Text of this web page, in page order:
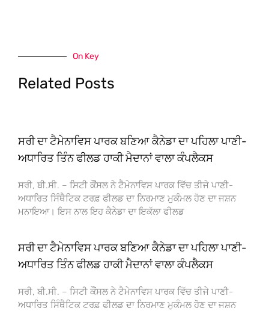
On Key
Related Posts
ਸਰੀ ਦਾ ਟੈਮੇਨਾਵਿਸ ਪਾਰਕ ਬਣਿਆ ਕੈਨੇਡਾ ਦਾ ਪਹਿਲਾ ਪਾਣੀ-
ਅਧਾਰਿਤ ਤਿੰਨ ਫੀਲਡ ਹਾਕੀ ਮੈਦਾਨਾਂ ਵਾਲਾ ਕੰਪਲੈਕਸ
ਸਰੀ, ਬੀ.ਸੀ. – ਸਿਟੀ ਕੌਂਸਲ ਨੇ ਟੈਮੇਨਾਵਿਸ ਪਾਰਕ ਵਿੱਚ ਤੀਜੇ ਪਾਣੀ-
ਅਧਾਰਿਤ ਸਿੰਥੈਟਿਕ ਟਰਫ਼ ਫੀਲਡ ਦਾ ਨਿਰਮਾਣ ਮੁਕੰਮਲ ਹੋਣ ਦਾ ਜਸ਼ਨ
ਮਨਾਇਆ। ਇਸ ਨਾਲ ਇਹ ਕੈਨੇਡਾ ਦਾ ਇਕੱਲਾ ਫੀਲਡ
ਸਰੀ ਦਾ ਟੈਮੇਨਾਵਿਸ ਪਾਰਕ ਬਣਿਆ ਕੈਨੇਡਾ ਦਾ ਪਹਿਲਾ ਪਾਣੀ-
ਅਧਾਰਿਤ ਤਿੰਨ ਫੀਲਡ ਹਾਕੀ ਮੈਦਾਨਾਂ ਵਾਲਾ ਕੰਪਲੈਕਸ
ਸਰੀ, ਬੀ.ਸੀ. – ਸਿਟੀ ਕੌਂਸਲ ਨੇ ਟੈਮੇਨਾਵਿਸ ਪਾਰਕ ਵਿੱਚ ਤੀਜੇ ਪਾਣੀ-
ਅਧਾਰਿਤ ਸਿੰਥੈਟਿਕ ਟਰਫ਼ ਫੀਲਡ ਦਾ ਨਿਰਮਾਣ ਮੁਕੰਮਲ ਹੋਣ ਦਾ ਜਸ਼ਨ